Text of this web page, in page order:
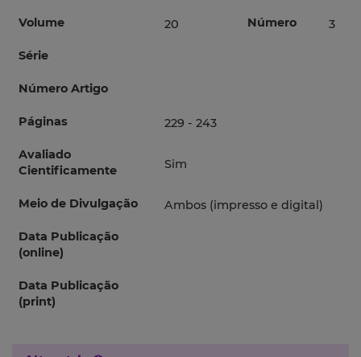
Volume 20 Número 3
Série
Número Artigo
Páginas 229 - 243
Avaliado
Cientificamente
Sim
Meio de Divulgação Ambos (impresso e digital)
Data Publicação
(online)
Data Publicação
(print)